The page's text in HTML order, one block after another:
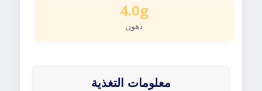
4.0g
دهون
معلومات التغذية